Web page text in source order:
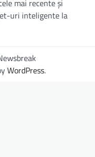
mai recente și
uri inteligente la
WordPress.